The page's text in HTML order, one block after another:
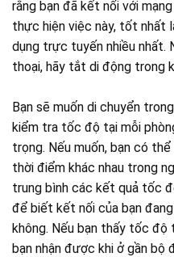
rằng bạn đã kết nối với
thực hiện việc này, tốt nhất
dụng trực tuyến nhiều nhất.
thoại, hãy tắt di động trong
Bạn sẽ muốn di chuyển
kiểm tra tốc độ tại mỗi
trọng. Nếu muốn, bạn có
thời điểm khác nhau trong
trung bình các kết quả tốc
để biết kết nối của bạn
không. Nếu bạn thấy tốc
bạn nhận được khi ở gần bộ